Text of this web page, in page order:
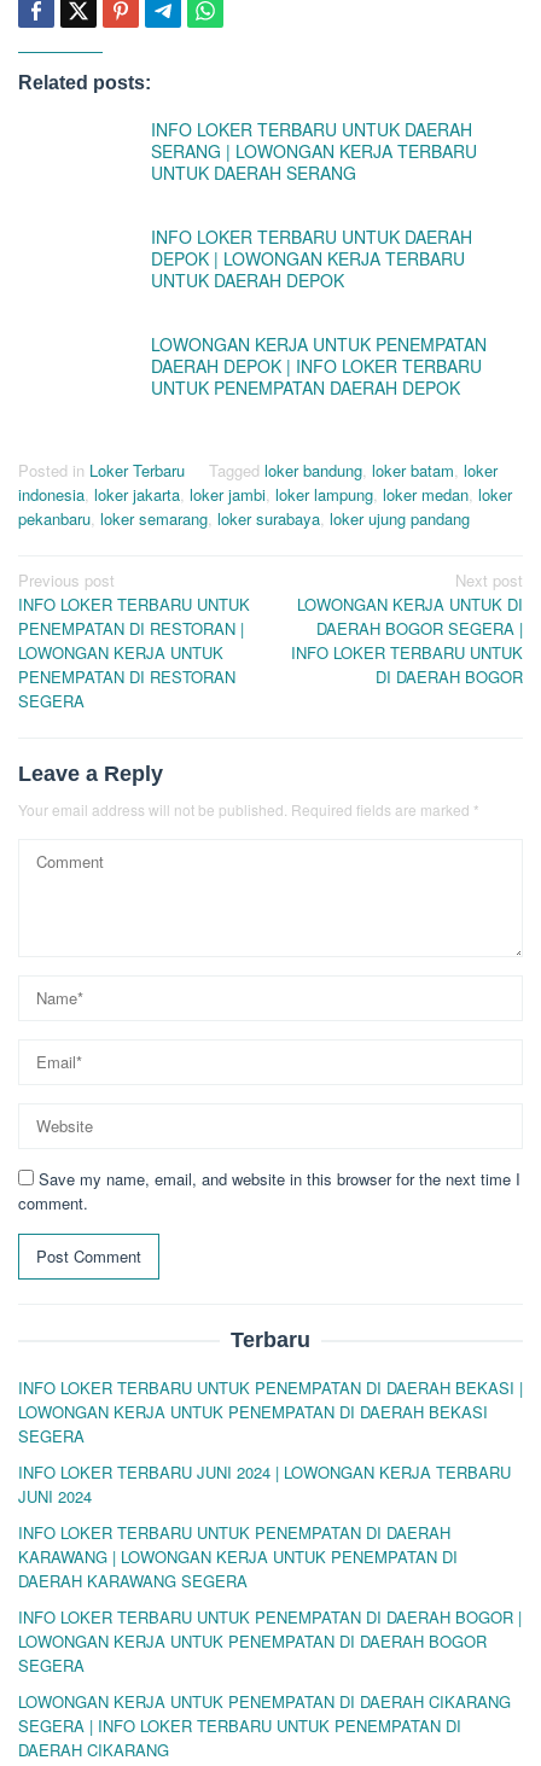
Related posts:
INFO LOKER TERBARU UNTUK DAERAH
SERANG | LOWONGAN KERJA TERBARU
UNTUK DAERAH SERANG
INFO LOKER TERBARU UNTUK DAERAH
DEPOK | LOWONGAN KERJA TERBARU
UNTUK DAERAH DEPOK
LOWONGAN KERJA UNTUK PENEMPATAN
DAERAH DEPOK | INFO LOKER TERBARU
UNTUK PENEMPATAN DAERAH DEPOK
Posted in Loker Terbaru Tagged loker bandung, loker batam, loker
indonesia, loker jakarta, loker jambi, loker lampung, loker medan, loker
pekanbaru, loker semarang, loker surabaya, loker ujung pandang
Post
navigation
Previous post
INFO LOKER TERBARU UNTUK
PENEMPATAN DI RESTORAN |
LOWONGAN KERJA UNTUK
PENEMPATAN DI RESTORAN
SEGERA
Next post
LOWONGAN KERJA UNTUK DI
DAERAH BOGOR SEGERA |
INFO LOKER TERBARU UNTUK
DI DAERAH BOGOR
Leave a Reply
Your email address will not be published. Required fields are marked *
Save my name, email, and website in this browser for the next time I
comment.
Terbaru
INFO LOKER TERBARU UNTUK PENEMPATAN DI DAERAH BEKASI |
LOWONGAN KERJA UNTUK PENEMPATAN DI DAERAH BEKASI
SEGERA
INFO LOKER TERBARU JUNI 2024 | LOWONGAN KERJA TERBARU
JUNI 2024
INFO LOKER TERBARU UNTUK PENEMPATAN DI DAERAH
KARAWANG | LOWONGAN KERJA UNTUK PENEMPATAN DI
DAERAH KARAWANG SEGERA
INFO LOKER TERBARU UNTUK PENEMPATAN DI DAERAH BOGOR |
LOWONGAN KERJA UNTUK PENEMPATAN DI DAERAH BOGOR
SEGERA
LOWONGAN KERJA UNTUK PENEMPATAN DI DAERAH CIKARANG
SEGERA | INFO LOKER TERBARU UNTUK PENEMPATAN DI
DAERAH CIKARANG